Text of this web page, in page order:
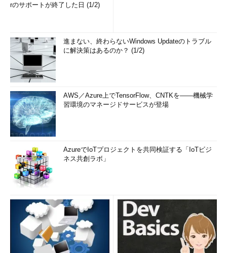
rのサポートが終了した日 (1/2)
進まない、終わらないWindows Updateのトラブル
に解決策はあるのか？ (1/2)
AWS／Azure上でTensorFlow、CNTKを――機械学
習環境のマネージドサービスが登場
AzureでIoTプロジェクトを共同検証する「IoTビジ
ネス共創ラボ」